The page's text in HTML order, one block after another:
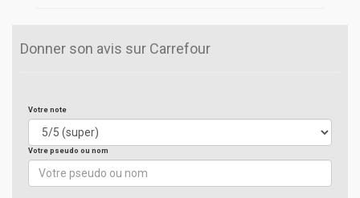
Donner son avis sur Carrefour
Votre note
Votre pseudo ou nom